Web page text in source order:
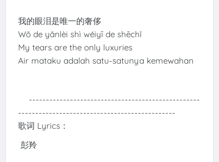
我的眼泪是唯一的奢侈
Wǒ de yǎnlèi shì wéiyī de shēchǐ
My tears are the only luxuries
Air mataku adalah satu-satunya kemewahan
--------------------------------------------------
----------------------------------------------
歌词 Lyrics：
彭羚